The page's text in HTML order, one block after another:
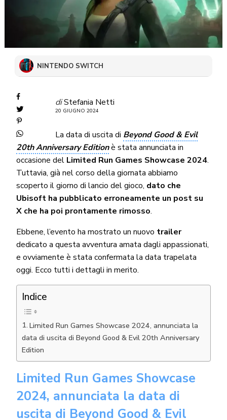
NINTENDO SWITCH
diStefania Netti
20 GIUGNO 2024
La data di uscita di Beyond Good & Evil
20th Anniversary Editionè stata annunciata in
occasione del Limited Run Games Showcase 2024.
Tuttavia, già nel corso della giornata abbiamo
scoperto il giorno di lancio del gioco, dato che
Ubisoft ha pubblicato erroneamente un post su
X che ha poi prontamente rimosso.
Ebbene, l’evento ha mostrato un nuovo trailer
dedicato a questa avventura amata dagli appassionati,
e ovviamente è stata confermata la data trapelata
oggi. Ecco tutti i dettagli in merito.
Indice
Limited Run Games Showcase 2024, annunciata la
data di uscita di Beyond Good & Evil 20th Anniversary
Edition
Limited Run Games Showcase
2024, annunciata la data di
uscita di Beyond Good & Evil